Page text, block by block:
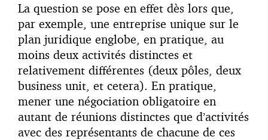
La question se pose en effet dès lors que,
par exemple, une entreprise unique sur le
plan juridique englobe, en pratique, au
moins deux activités distinctes et
relativement différentes (deux pôles, deux
business unit, et cetera). En pratique,
mener une négociation obligatoire en
autant de réunions distinctes que d’activités
avec des représentants de chacune de ces